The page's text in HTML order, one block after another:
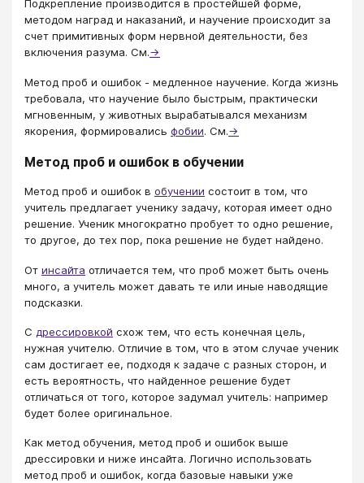
Подкрепление производится в простейшей форме,
методом наград и наказаний, и научение происходит за
счет примитивных форм нервной деятельности, без
включения разума. См.→
Метод проб и ошибок - медленное научение. Когда жизнь
требовала, что научение было быстрым, практически
мгновенным, у животных вырабатывался механизм
якорения, формировались фобии. См.→
Метод проб и ошибок в обучении
Метод проб и ошибок в обучении состоит в том, что
учитель предлагает ученику задачу, которая имеет одно
решение. Ученик многократно пробует то одно решение,
то другое, до тех пор, пока решение не будет найдено.
От инсайта отличается тем, что проб может быть очень
много, а учитель может давать те или иные наводящие
подсказки.
С дрессировкой схож тем, что есть конечная цель,
нужная учителю. Отличие в том, что в этом случае ученик
сам достигает ее, подходя к задаче с разных сторон, и
есть вероятность, что найденное решение будет
отличаться от того, которое задумал учитель: например
будет более оригинальное.
Как метод обучения, метод проб и ошибок выше
дрессировки и ниже инсайта. Логично использовать
метод проб и ошибок, когда базовые навыки уже